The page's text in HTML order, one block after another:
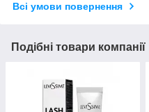
Всі умови повернення
Подібні товари компанії